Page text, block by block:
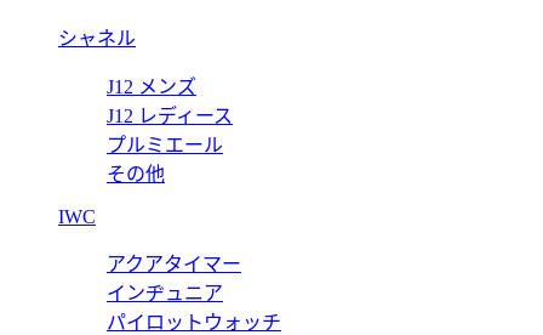
シャネル
J12 メンズ
J12 レディース
プルミエール
その他
IWC
アクアタイマー
インヂュニア
パイロットウォッチ